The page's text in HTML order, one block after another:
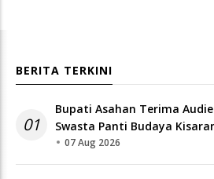
BERITA TERKINI
01
Bupati Asahan Terima
Swasta Panti Budaya
07 Aug 2026